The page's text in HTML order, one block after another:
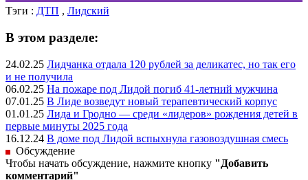
Тэги : ДТП , Лидский
В этом разделе:
24.02.25 Лидчанка отдала 120 рублей за деликатес, но так его
и не получила
06.02.25 На пожаре под Лидой погиб 41-летний мужчина
07.01.25 В Лиде возведут новый терапевтический корпус
01.01.25 Лида и Гродно — среди «лидеров» рождения детей в
первые минуты 2025 года
16.12.24 В доме под Лидой вспыхнула газовоздушная смесь
Обсуждение
Чтобы начать обсуждение, нажмите кнопку "Добавить
комментарий"